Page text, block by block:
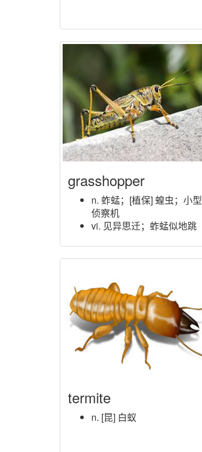
grasshopper
n. 蚱蜢；[植保] 蝗虫；小型
侦察机
vi. 见异思迁；蚱蜢似地跳
termite
n. [昆] 白蚁